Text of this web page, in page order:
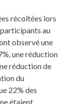
récoltées lors
au
observé une
une réduction
réduction de
du
22% des
étaient